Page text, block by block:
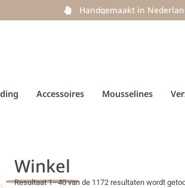
Handgemaakt in
Accessoires Mousselines
Winkel
Resultaat 1–40 van de 1172 resultaten wordt